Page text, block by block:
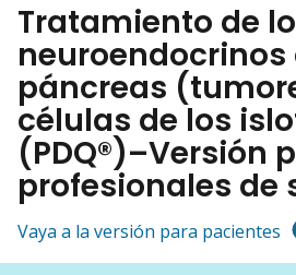
Tratamiento de
neuroendocrinos
páncreas
células de los
(PDQ®)–Versión
profesionales de
Vaya a la versión para pacientes